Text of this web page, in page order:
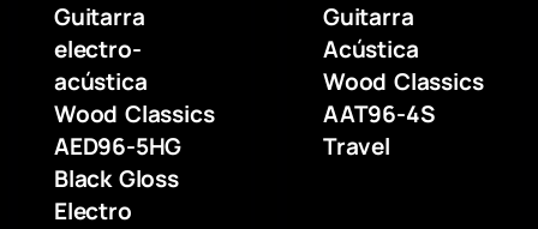
Guitarra
electro-
acústica
Wood Classics
AED96-5HG
Black Gloss
Electro
Guitarra
Acústica
Wood Classics
AAT96-4S
Travel